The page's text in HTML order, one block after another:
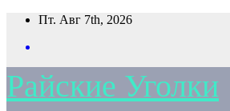
Перейти
содержимому
Пт. Авг 7th, 2026
Райские Уголки